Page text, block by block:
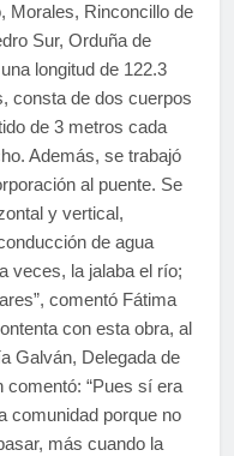
Morales, Rinconcillo de
Sur, Orduña de
longitud de 122.3
consta de dos cuerpos
de 3 metros cada
Además, se trabajó
al puente. Se
y vertical,
de agua
veces, la jalaba el río;
comentó Fátima
con esta obra, al
Galván, Delegada de
comentó: “Pues sí era
comunidad porque no
más cuando la